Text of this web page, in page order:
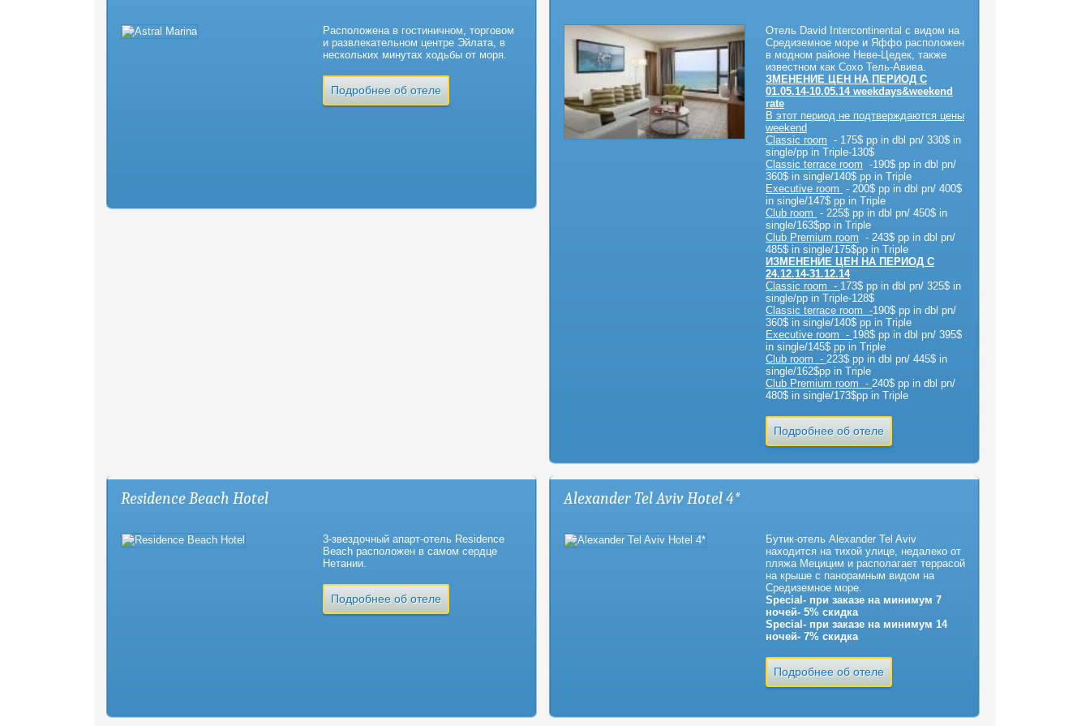
Расположена в гостиничном, торговом
и развлекательном центре Эйлата, в
нескольких минутах ходьбы от моря.
Подробнее об отеле
Отель David Intercontinental с видом на
Средиземное море и Яффо расположен
в модном районе Неве-Цедек, также
известном как Сохо Тель-Авива.
ЗМЕНЕНИЕ ЦЕН НА ПЕРИОД С
01.05.14-10.05.14 weekdays&weekend
rate
В этот период не подтверждаются цены
weekend
Classic room - 175$ pp in dbl pn/ 330$ in
single/pp in Triple-130$
Classic terrace room -190$ pp in dbl pn/
360$ in single/140$ pp in Triple
Executive room - 200$ pp in dbl pn/ 400$
in single/147$ pp in Triple
Club room - 225$ pp in dbl pn/ 450$ in
single/163$pp in Triple
Club Premium room - 243$ pp in dbl pn/
485$ in single/175$pp in Triple
ИЗМЕНЕНИЕ ЦЕН НА ПЕРИОД С
24.12.14-31.12.14
Classic room - 173$ pp in dbl pn/ 325$ in
single/pp in Triple-128$
Classic terrace room -190$ pp in dbl pn/
360$ in single/140$ pp in Triple
Executive room - 198$ pp in dbl pn/ 395$
in single/145$ pp in Triple
Club room - 223$ pp in dbl pn/ 445$ in
single/162$pp in Triple
Club Premium room - 240$ pp in dbl pn/
480$ in single/173$pp in Triple
Подробнее об отеле
Residence Beach Hotel
3-звездочный апарт-отель Residence
Beach расположен в самом сердце
Нетании.
Подробнее об отеле
Alexander Tel Aviv Hotel 4*
Бутик-отель Alexander Tel Aviv
находится на тихой улице, недалеко от
пляжа Мецицим и располагает террасой
на крыше с панорамным видом на
Средиземное море.
Special- при заказе на минимум 7
ночей- 5% скидка
Special- при заказе на минимум 14
ночей- 7% скидка
Подробнее об отеле